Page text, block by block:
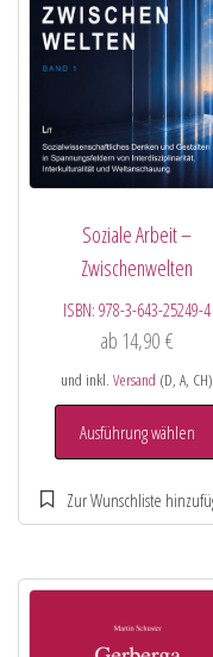
Soziale Arbeit –
Zwischenwelten
ISBN:978-3-643-25249-4
ab 14,90€
und inkl.Versand (D, A, CH)
Ausführung wählen